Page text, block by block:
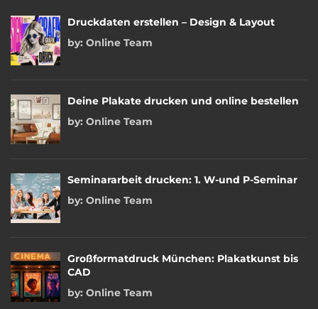
Druckdaten erstellen – Design & Layout
by: Online Team
Deine Plakate drucken und online bestellen
by: Online Team
Seminararbeit drucken: 1. W-und P-Seminar
by: Online Team
Großformatdruck München: Plakatkunst bis
CAD
by: Online Team